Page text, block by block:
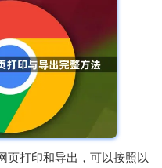
页打印和导出，可以按照以